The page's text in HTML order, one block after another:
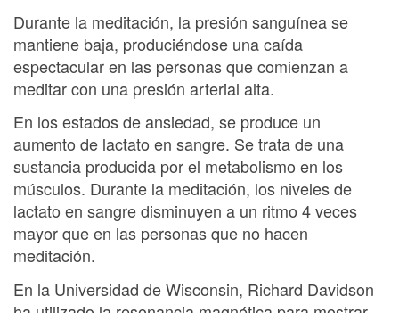
Durante la meditación, la presión sanguínea se
mantiene baja, produciéndose una caída
espectacular en las personas que comienzan a
meditar con una presión arterial alta.
En los estados de ansiedad, se produce un
aumento de lactato en sangre. Se trata de una
sustancia producida por el metabolismo en los
músculos. Durante la meditación, los niveles de
lactato en sangre disminuyen a un ritmo 4 veces
mayor que en las personas que no hacen
meditación.
En la Universidad de Wisconsin, Richard Davidson